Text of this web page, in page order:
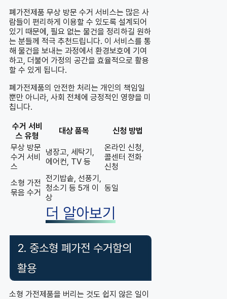
폐가전제품 무상 방문 수거 서비스는 많은 사
람들이 편리하게 이용할 수 있도록 설계되어
있기 때문에, 필요 없는 물건을 정리하길 원하
는 분들께 적극 추천드립니다. 이 서비스를 통
해 물건을 보내는 과정에서 환경보호에 기여
하고, 더불어 가정의 공간을 효율적으로 활용
할 수 있게 됩니다.
폐가전제품의 안전한 처리는 개인의 책임일
뿐만 아니라, 사회 전체에 긍정적인 영향을 미
칩니다.
수거 서비
스 유형
대상 품목
신청 방법
무상 방문
수거 서비
스
냉장고, 세탁기,
에어컨, TV 등
온라인 신청,
콜센터 전화
신청
소형 가전
묶음 수거
전기밥솥, 선풍기,
청소기 등 5개 이
상
동일
더 알아보기
2. 중소형 폐가전 수거함의
활용
소형 가전제품을 버리는 것도 쉽지 않은 일이